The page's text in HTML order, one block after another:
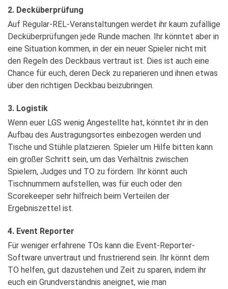
2. Decküberprüfung
Auf Regular-REL-Veranstaltungen werdet ihr kaum zufällige
Decküberprüfungen jede Runde machen. Ihr könntet aber in
eine Situation kommen, in der ein neuer Spieler nicht mit
den Regeln des Deckbaus vertraut ist. Dies ist auch eine
Chance für euch, deren Deck zu reparieren und ihnen etwas
über den richtigen Deckbau beizubringen.
3. Logistik
Wenn euer LGS wenig Angestellte hat, könntet ihr in den
Aufbau des Austragungsortes einbezogen werden und
Tische und Stühle platzieren. Spieler um Hilfe bitten kann
ein großer Schritt sein, um das Verhältnis zwischen
Spielern, Judges und TO zu fördern. Ihr könnt auch
Tischnummern aufstellen, was für euch oder den
Scorekeeper sehr hilfreich beim Verteilen der
Ergebniszettel ist.
4. Event Reporter
Für weniger erfahrene TOs kann die Event-Reporter-
Software unvertraut und frustrierend sein. Ihr könnt dem
TO helfen, gut dazustehen und Zeit zu sparen, indem ihr
euch ein Grundverständnis aneignet, wie man